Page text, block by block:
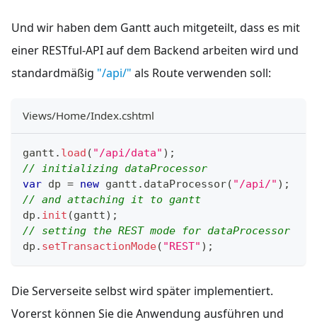
Und wir haben dem Gantt auch mitgeteilt, dass es mit
einer RESTful-API auf dem Backend arbeiten wird und
standardmäßig "/api/" als Route verwenden soll:
Views/Home/Index.cshtml
gantt . load ( "/api/data" ) ;
// initializing dataProcessor
var dp = new gantt . dataProcessor( "/api/" ) ;
// and attaching it to gantt
dp . init (gantt) ;
// setting the REST mode for dataProcessor
dp . setTransactionMode( "REST" ) ;
Die Serverseite selbst wird später implementiert.
Vorerst können Sie die Anwendung ausführen und